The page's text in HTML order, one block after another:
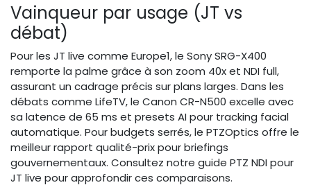
Vainqueur par usage (JT vs
débat)
Pour les JT live comme Europe1, le Sony SRG-X400
remporte la palme grâce à son zoom 40x et NDI full,
assurant un cadrage précis sur plans larges. Dans les
débats comme LifeTV, le Canon CR-N500 excelle avec
sa latence de 65 ms et presets AI pour tracking facial
automatique. Pour budgets serrés, le PTZOptics offre le
meilleur rapport qualité-prix pour briefings
gouvernementaux. Consultez notre guide PTZ NDI pour
JT live pour approfondir ces comparaisons.